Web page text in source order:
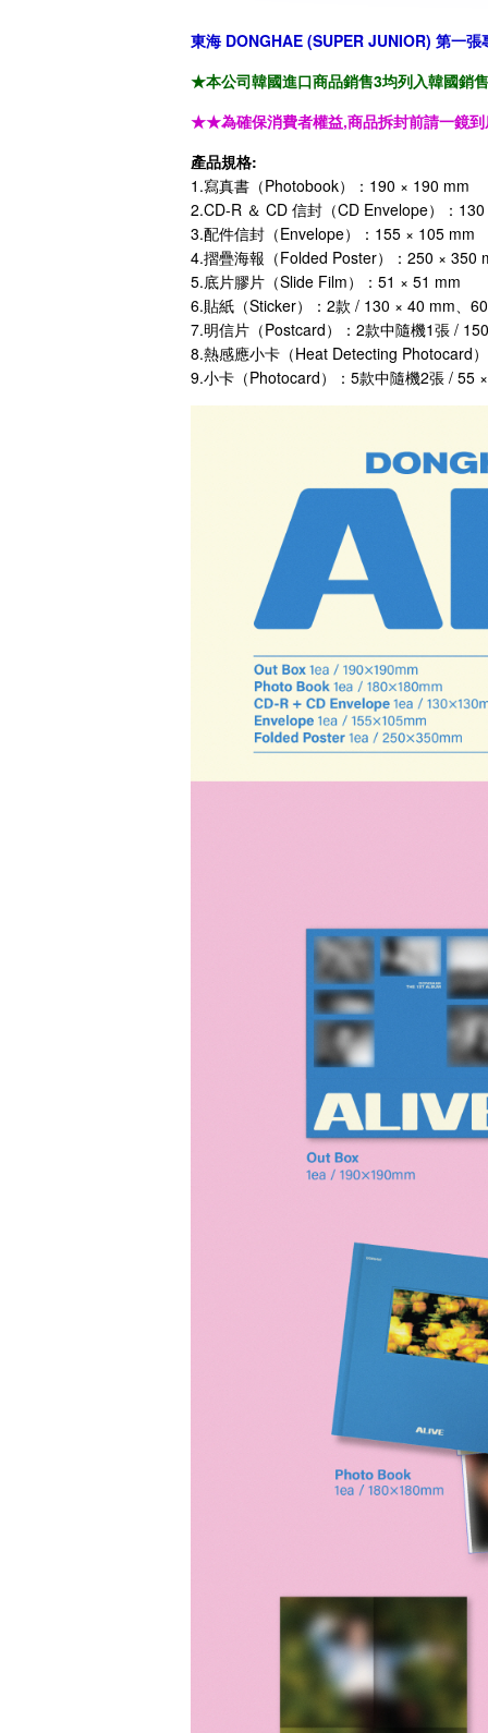
東海 DONGHAE (SUPER JUNIOR) 第一
★本公司韓國進口商品銷售3均列入韓國銷
★★為確保消費者權益,商品拆封前請一鏡
產品規格:
1.寫真書（Photobook）：190 × 190 mm
2.CD-R ＆ CD 信封（CD Envelope）：
3.配件信封（Envelope）：155 × 105 mm
4.摺疊海報（Folded Poster）：250 × 350
5.底片膠片（Slide Film）：51 × 51 mm
6.貼紙（Sticker）：2款 / 130 × 40 mm、
7.明信片（Postcard）：2款中隨機1張 /
8.熱感應小卡（Heat Detecting Photocard
9.小卡（Photocard）：5款中隨機2張 / 55